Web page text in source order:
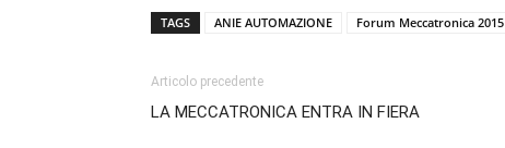
TAGS ANIE AUTOMAZIONE Forum Meccatronica 2015
Articolo precedente
LA MECCATRONICA ENTRA IN FIERA